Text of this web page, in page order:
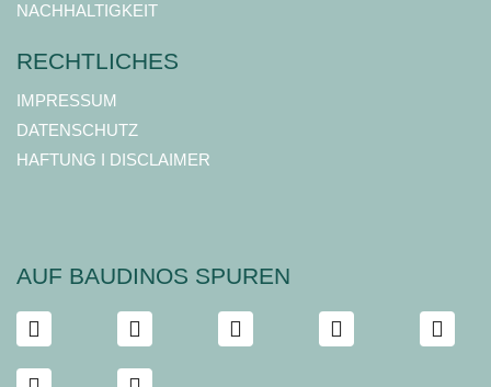
NACHHALTIGKEIT
RECHTLICHES
IMPRESSUM
DATENSCHUTZ
HAFTUNG I DISCLAIMER
AUF BAUDINOS SPUREN